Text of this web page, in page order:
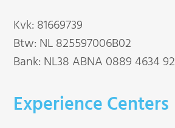
Kvk: 81669739
Btw: NL 825597006B02
Bank: NL38 ABNA 0889 4634 92
Experience Centers